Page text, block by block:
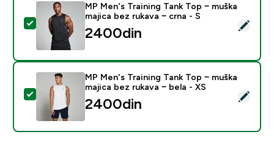
Select this product - MP Men's Training Tank Top −
MP Men's Training Tank Top − muška
majica bez rukava − crna - S
2400din‎
Select this product - MP Men's Training Tank Top −
MP Men's Training Tank Top − muška
majica bez rukava − bela - XS
2400din‎